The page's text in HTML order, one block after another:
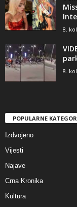
8.
8.
POPULARNE
Izdvojeno
Vijesti
Najave
Crna Kronika
Kultura